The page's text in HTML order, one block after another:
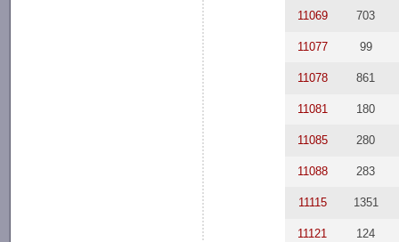
11069 703
11077 99
11078 861
11081 180
11085 280
11088 283
11115 1351
11121 124